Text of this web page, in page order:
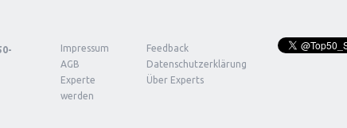
Impressum
Feedback
AGB
Datenschutzerklärung
Experte
werden
Über Experts